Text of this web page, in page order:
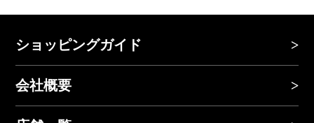
ショッピングガイド
会社概要